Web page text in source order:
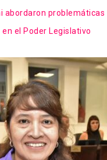
abordaron
el Poder Legislativo